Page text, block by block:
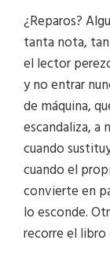
¿Reparos?
tanta nota,
el lector
y no entrar
de máquina,
escandaliza, a
cuando
cuando el
convierte en
lo esconde.
recorre el libro